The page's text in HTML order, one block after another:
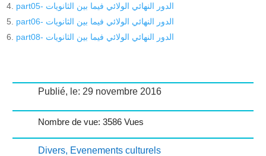
part05- الدور النهائي الولائي فيما بين الثانويات
part06- الدور النهائي الولائي فيما بين الثانويات
part08- الدور النهائي الولائي فيما بين الثانويات
Publié, le: 29 novembre 2016
Nombre de vue: 3586 Vues
Divers, Evenements culturels